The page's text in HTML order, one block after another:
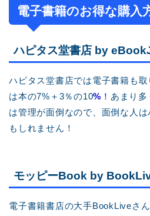
電子書籍のお得な購入
ハピタス堂書店 by
ハピタス堂書店では電子書籍も
は本の7%＋3％の10% ！ あまり
は管理が面倒なので、面倒な人
もしれません！
モッピーBook by
電子書籍書店の大手BookLiveさ